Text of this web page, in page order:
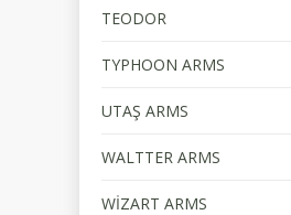
TEODOR
TYPHOON ARMS
UTAŞ ARMS
WALTTER ARMS
WİZART ARMS